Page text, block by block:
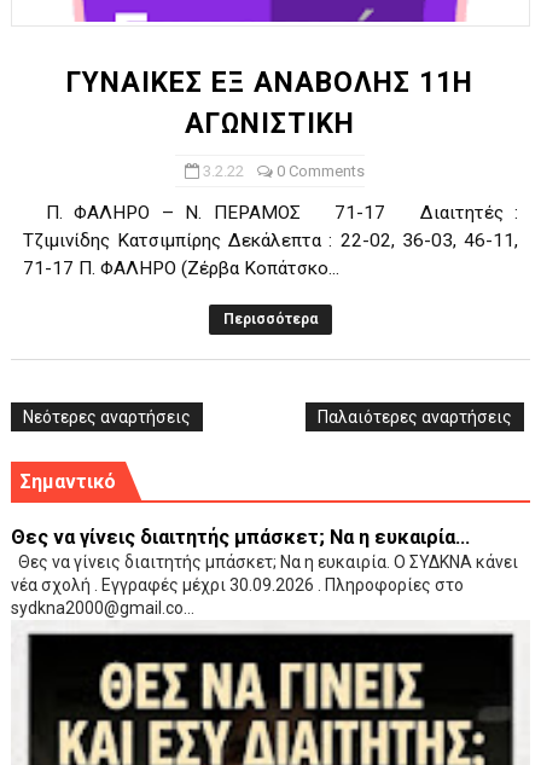
ΓΥΝΑΙΚΕΣ ΕΞ ΑΝΑΒΟΛΗΣ 11Η
ΑΓΩΝΙΣΤΙΚΗ
3.2.22 0 Comments
Π. ΦΑΛΗΡΟ – Ν. ΠΕΡΑΜΟΣ 71-17 Διαιτητές :
Τζιμινίδης Κατσιμπίρης Δεκάλεπτα : 22-02, 36-03, 46-11,
71-17 Π. ΦΑΛΗΡΟ (Ζέρβα Κοπάτσκο...
Περισσότερα
Νεότερες αναρτήσεις Παλαιότερες αναρτήσεις
Σημαντικό
Θες να γίνεις διαιτητής μπάσκετ; Να η ευκαιρία...
Θες να γίνεις διαιτητής μπάσκετ; Να η ευκαιρία. Ο ΣΥΔΚΝΑ κάνει
νέα σχολή . Εγγραφές μέχρι 30.09.2026 . Πληροφορίες στο
sydkna2000@gmail.co...